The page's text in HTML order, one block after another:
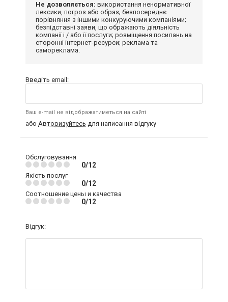
Не дозволяється: використання ненормативної
лексики, погроз або образ; безпосереднє
порівняння з іншими конкуруючими компаніями;
безпідставні заяви, що ображають діяльність
компанії і / або її послуги; розміщення посилань на
сторонні інтернет-ресурси; реклама та
самореклама.
Введіть email:
Ваш e-mail не відображатиметься на сайті
або Авторизуйтесь для написання відгуку
Обслуговування
0/12
Якість послуг
0/12
Соотношение цены и качества
0/12
Відгук: